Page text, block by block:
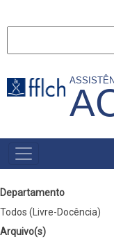
para
principal
MAIN
MENU
Departamento
Todos (Livre-Docência)
Arquivo(s)